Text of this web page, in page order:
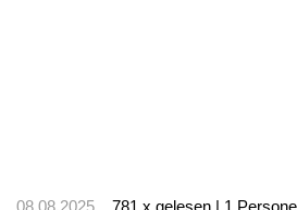
08.08.2025 781 x gelesen | 1